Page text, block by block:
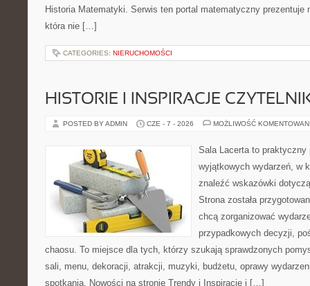
Historia Matematyki. Serwis ten portal matematyczny prezentuje
która nie […]
CATEGORIES: NIERUCHOMOŚCI
HISTORIE I INSPIRACJE
POSTED BY ADMIN CZE - 7 - 2026 MOŻLIWOŚĆ
Sala Lacerta to praktyczny
wyjątkowych wydarzeń, w
znaleźć wskazówki
Strona została
chcą zorganizować
przypadkowych decyzji,
chaosu. To miejsce dla tych, którzy szukają sprawdzonych
sali, menu, dekoracji, atrakcji, muzyki, budżetu, oprawy
spotkania. Nowości na stronie Trendy i Inspiracje i […]